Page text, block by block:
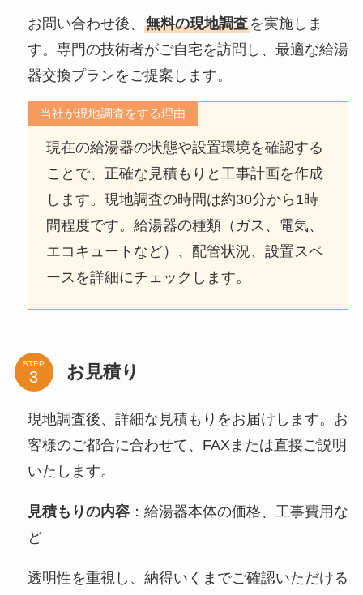
お問い合わせ後、 無料の現地調査を実施しま
す。専門の技術者がご自宅を訪問し、最適な給湯
器交換プランをご提案します。
当社が現地調査をする理由
現在の給湯器の状態や設置環境を確認する
ことで、正確な見積もりと工事計画を作成
します。現地調査の時間は約30分から1時
間程度です。給湯器の種類（ガス、電気、
エコキュートなど）、配管状況、設置スペ
ースを詳細にチェックします。
STEP お見積り
現地調査後、詳細な見積もりをお届けします。お
客様のご都合に合わせて、FAXまたは直接ご説明
いたします。
見積もりの内容：給湯器本体の価格、工事費用な
ど
透明性を重視し、納得いくまでご確認いただける